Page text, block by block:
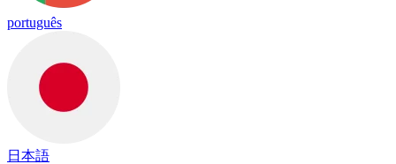
português
日本語